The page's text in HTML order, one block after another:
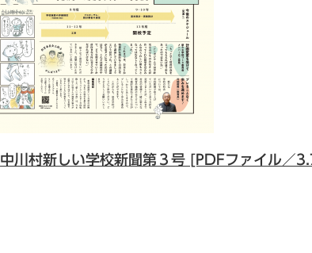
中川村新しい学校新聞第３号 [PDFファイル／